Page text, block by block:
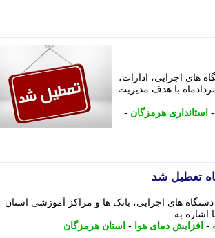
های اجرایی، ادارات،
ها، مراکز آموزشی و دانشگاه های استان در روز چهارشنبه 14 مردادماه با هدف مدیریت
- استانداری هرمزگان -
های اجرایی، بانک ها و مراکز آموزشی استان
- افزایش دمای هوا - استان هرمزگان